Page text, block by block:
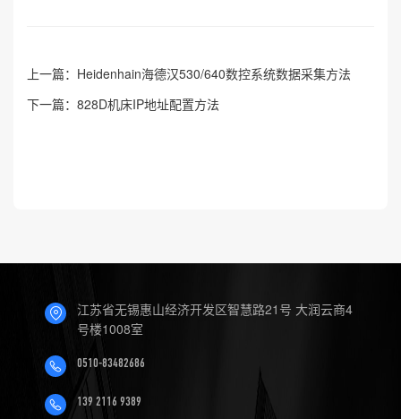
上一篇： Heidenhain海德汉530/640数控系统数据采集方法
下一篇： 828D机床IP地址配置方法
江苏省无锡惠山经济开发区智慧路21号 大润云商4
号楼1008室
0510-83482686
139 2116 9389